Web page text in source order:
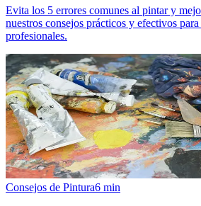
Evita los 5 errores comunes al pintar y
nuestros consejos prácticos y efectivos
profesionales.
Consejos de Pintura6 min